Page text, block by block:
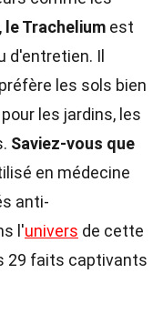
le Trachelium est
d'entretien. Il
les sols bien
les jardins, les
Saviez-vous que
en médecine
anti-
l'univers de cette
29 faits captivants